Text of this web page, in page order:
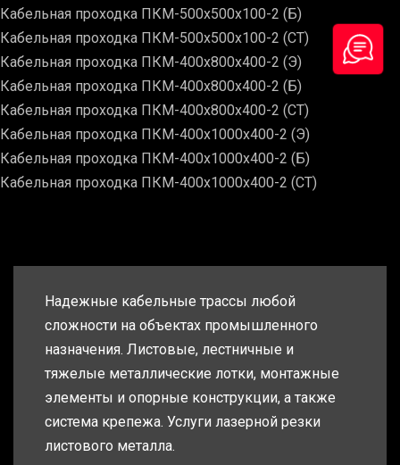
Кабельная проходка ПКМ-500х500х100-2 (Б)
Кабельная проходка ПКМ-500х500х100-2 (СТ)
Кабельная проходка ПКМ-400х800х400-2 (Э)
Кабельная проходка ПКМ-400х800х400-2 (Б)
Кабельная проходка ПКМ-400х800х400-2 (СТ)
Кабельная проходка ПКМ-400х1000х400-2 (Э)
Кабельная проходка ПКМ-400х1000х400-2 (Б)
Кабельная проходка ПКМ-400х1000х400-2 (СТ)
Надежные кабельные трассы любой
сложности на объектах промышленного
назначения. Листовые, лестничные и
тяжелые металлические лотки, монтажные
элементы и опорные конструкции, а также
система крепежа. Услуги лазерной резки
листового металла.